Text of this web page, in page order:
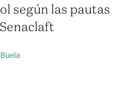
según las pautas